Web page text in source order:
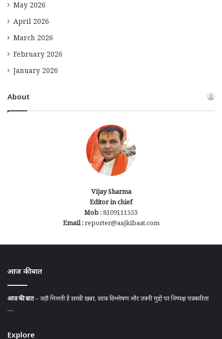
May 2026
April 2026
March 2026
February 2026
January 2026
About
Vijay Sharma
Editor in chief
Mob :8109111553
Email :reporter@aajkibaat.com
आज की बात
आज की बात– जहाँ मिलती है सच्ची खबर, साफ़ विश्लेषण और ज़रूरी मुद्दों पर निष्पक्ष पत्रकारिता
....
Explore